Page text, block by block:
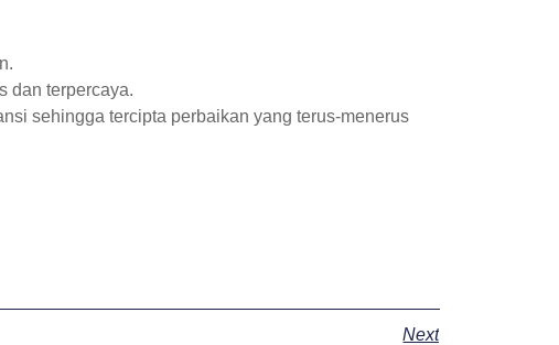
dan terpercaya.
sehingga tercipta perbaikan yang terus-menerus
Next